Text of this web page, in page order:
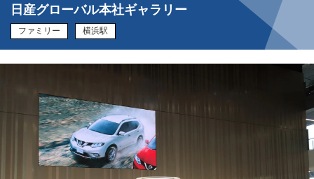
日産グローバル本社ギャラリー
ファミリー 横浜駅